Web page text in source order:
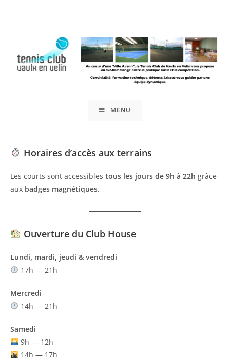
to
MENU
Horaires d’accès aux terrains
Les courts sont accessibles tous les jours de 9h à 22h grâce
aux badges magnétiques.
Ouverture du Club House
Lundi, mardi, jeudi & vendredi
17h — 21h
Mercredi
14h — 21h
Samedi
9h — 12h
14h — 17h